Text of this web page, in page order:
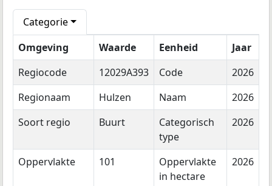
Categorie
Omgeving
Waarde Eenheid
Jaar
Regiocode
12029A393 Code
2026
Regionaam
Hulzen Naam
2026
Soort regio
Buurt
Categorisch
type
2026
Oppervlakte 101
Oppervlakte
in hectare
2026